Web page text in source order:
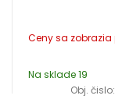
Na sklade 19
Obj. čislo: